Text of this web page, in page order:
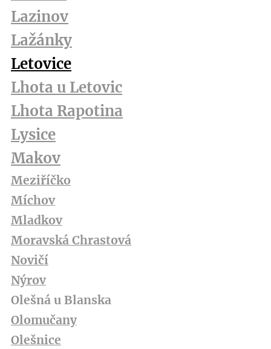
Lazinov
Lažánky
Letovice
Lhota u Letovic
Lhota Rapotina
Lysice
Makov
Meziříčko
Míchov
Mladkov
Moravská Chrastová
Novičí
Nýrov
Olešná u Blanska
Olomučany
Olešnice